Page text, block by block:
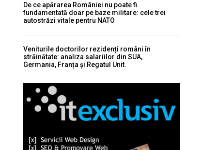
De ce apărarea României nu poate fi
fundamentată doar pe baze militare: cele trei
autostrăzi vitale pentru NATO
Veniturile doctorilor rezidenți români în
străinătate: analiza salariilor din SUA,
Germania, Franța și Regatul Unit.